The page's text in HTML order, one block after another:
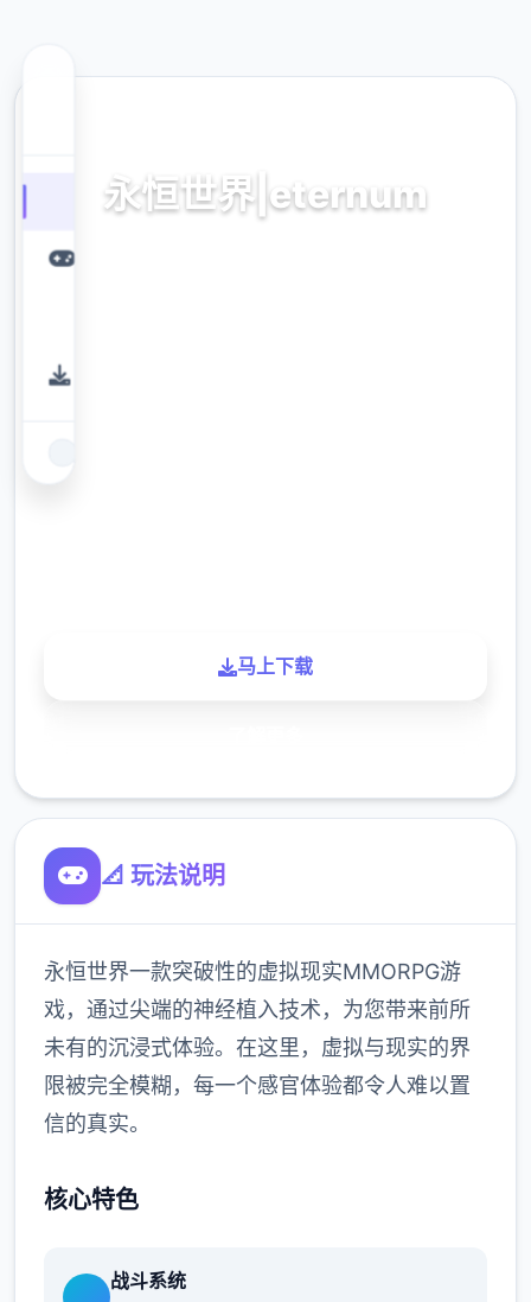
永恒世界|eternum
马上下载
📐 玩法说明
永恒世界一款突破性的虚拟现实MMORPG游
戏，通过尖端的神经植入技术，为您带来前所
未有的沉浸式体验。在这里，虚拟与现实的界
限被完全模糊，每一个感官体验都令人难以置
信的真实。
核心特色
战斗系统